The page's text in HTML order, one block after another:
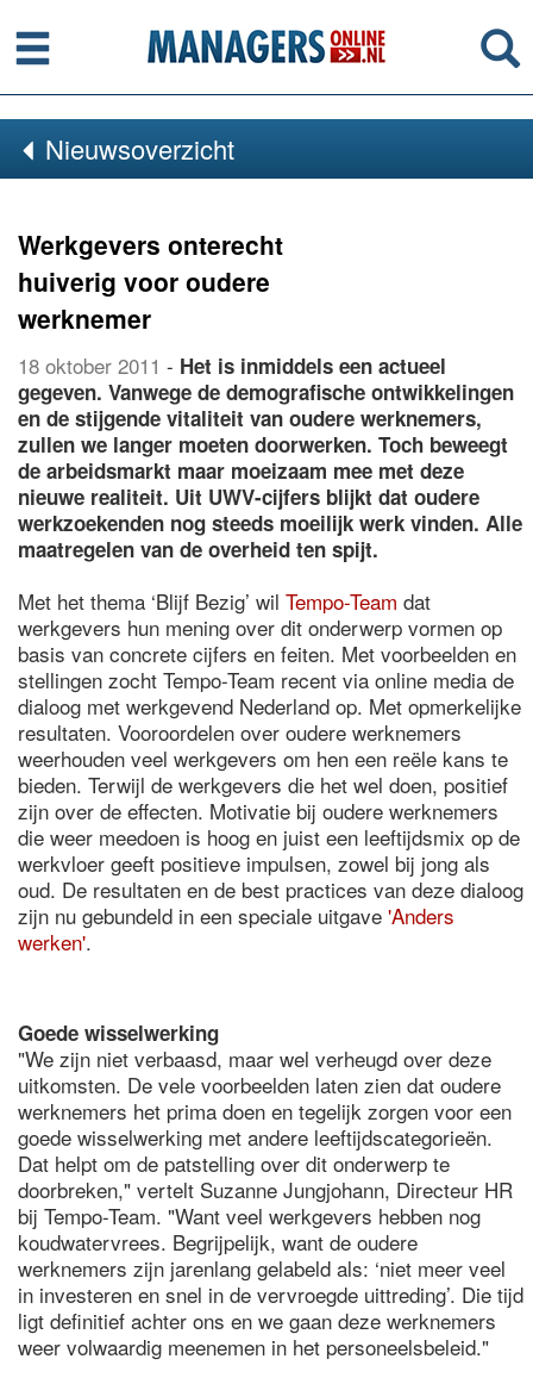
Menu
Nieuwsoverzicht
Werkgevers onterecht
huiverig voor oudere
werknemer
18 oktober 2011 - Het is inmiddels een actueel
gegeven. Vanwege de demografische ontwikkelingen
en de stijgende vitaliteit van oudere werknemers,
zullen we langer moeten doorwerken. Toch beweegt
de arbeidsmarkt maar moeizaam mee met deze
nieuwe realiteit. Uit UWV-cijfers blijkt dat oudere
werkzoekenden nog steeds moeilijk werk vinden. Alle
maatregelen van de overheid ten spijt.
Met het thema ‘Blijf Bezig’ wil Tempo-Team dat
werkgevers hun mening over dit onderwerp vormen op
basis van concrete cijfers en feiten. Met voorbeelden en
stellingen zocht Tempo-Team recent via online media de
dialoog met werkgevend Nederland op. Met opmerkelijke
resultaten. Vooroordelen over oudere werknemers
weerhouden veel werkgevers om hen een reële kans te
bieden. Terwijl de werkgevers die het wel doen, positief
zijn over de effecten. Motivatie bij oudere werknemers
die weer meedoen is hoog en juist een leeftijdsmix op de
werkvloer geeft positieve impulsen, zowel bij jong als
oud. De resultaten en de best practices van deze dialoog
zijn nu gebundeld in een speciale uitgave 'Anders
werken'.
Goede wisselwerking
"We zijn niet verbaasd, maar wel verheugd over deze
uitkomsten. De vele voorbeelden laten zien dat oudere
werknemers het prima doen en tegelijk zorgen voor een
goede wisselwerking met andere leeftijdscategorieën.
Dat helpt om de patstelling over dit onderwerp te
doorbreken," vertelt Suzanne Jungjohann, Directeur HR
bij Tempo-Team. "Want veel werkgevers hebben nog
koudwatervrees. Begrijpelijk, want de oudere
werknemers zijn jarenlang gelabeld als: ‘niet meer veel
in investeren en snel in de vervroegde uittreding’. Die tijd
ligt definitief achter ons en we gaan deze werknemers
weer volwaardig meenemen in het personeelsbeleid."